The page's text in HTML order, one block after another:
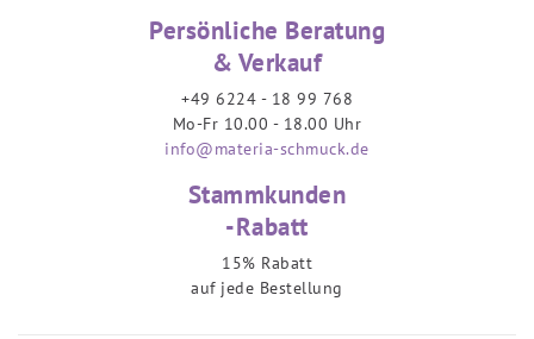
Persönliche Beratung
& Verkauf
+49 6224 - 18 99 768
Mo-Fr 10.00 - 18.00 Uhr
info@materia-schmuck.de
Stammkunden
-Rabatt
15% Rabatt
auf jede Bestellung